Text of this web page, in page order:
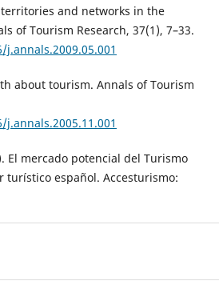
territories and networks in the
of Tourism Research, 37(1), 7–33.
about tourism. Annals of Tourism
El mercado potencial del Turismo
turístico español. Accesturismo: